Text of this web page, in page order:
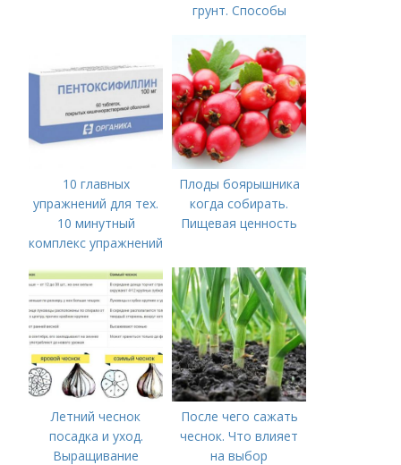
грунт. Способы
10 главных
упражнений для тех.
10 минутный
комплекс упражнений
времени на спорт
Плоды боярышника
когда собирать.
Пищевая ценность
Летний чеснок
посадка и уход.
Выращивание
После чего сажать
чеснок. Что влияет
на выбор